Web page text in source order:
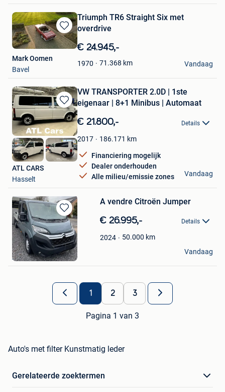
Bewaren
in
Favorieten
Triumph TR6 Straight Six met
overdrive
€ 24.945,-
1970 71.368 km
Mark Oomen
Bavel
Vandaag
Bewaren
in
Mijn
Favorieten
VW TRANSPORTER 2.0D | 1ste
eigenaar | 8+1 Minibus | Automaat
€ 21.800,- Details
2017 186.171 km
Financiering mogelijk
Dealer onderhouden
Alle milieu/emissie zones
ATL CARS
Hasselt
Vandaag
Bewaren
in
Mijn
Favorieten
A vendre Citroën Jumper
€ 26.995,- Details
2024 50.000 km
Éric Bauduin
Andenne
Vandaag
1 2 3
Pagina 1 van 3
Auto's met filter Kunstmatig leder
Gerelateerde zoektermen